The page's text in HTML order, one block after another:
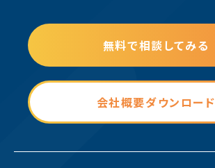
無料で相談してみる
会社概要ダウンロード